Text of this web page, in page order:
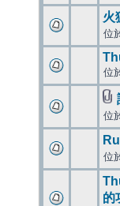
火
位
位
位
位
的